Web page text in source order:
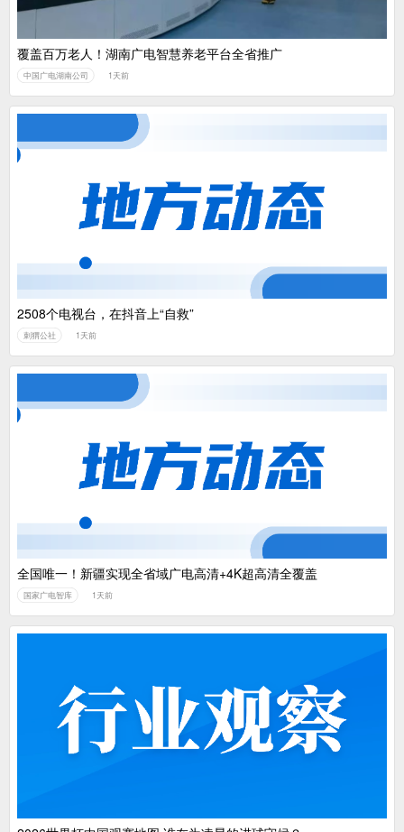
覆盖百万老人！湖南广电智慧养老平台全省推广
中国广电湖南公司 1天前
2508个电视台，在抖音上“自救”
刺猬公社 1天前
全国唯一！新疆实现全省域广电高清+4K超高清全覆盖
国家广电智库 1天前